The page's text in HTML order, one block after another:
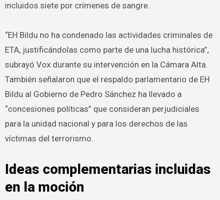
incluidos siete por crímenes de sangre.
“EH Bildu no ha condenado las actividades criminales de
ETA, justificándolas como parte de una lucha histórica”,
subrayó Vox durante su intervención en la Cámara Alta.
También señalaron que el respaldo parlamentario de EH
Bildu al Gobierno de Pedro Sánchez ha llevado a
“concesiones políticas” que consideran perjudiciales
para la unidad nacional y para los derechos de las
víctimas del terrorismo.
Ideas complementarias incluidas
en la moción